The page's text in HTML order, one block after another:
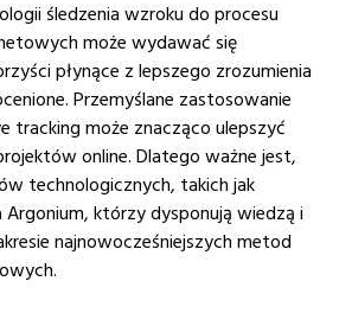
śledzenia wzroku do procesu
może wydawać się
płynące z lepszego zrozumienia
Przemyślane zastosowanie
tracking może znacząco ulepszyć
online. Dlatego ważne jest,
technologicznych, takich jak
którzy dysponują wiedzą i
najnowocześniejszych metod